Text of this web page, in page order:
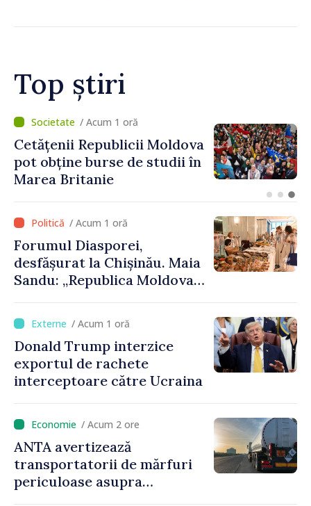
Top știri
/ Acum 36 minute
Speakerul Igor Grosu, la
Forumul Diasporei:
„Republica Moldova
hotare, că merită să devină
parte a marii familii
europene”
/ Acum 1 oră
Forumul Diasporei,
desfășurat la Chișinău. Maia
Sandu: „Republica Moldova
iar diaspora poate juca un
rol important în promovarea
și susținerea acestui
parcurs”
/ Acum 1 oră
Donald Trump interzice
exportul de rachete
interceptoare către Ucraina
/ Acum 2 ore
ANTA avertizează
transportatorii de mărfuri
periculoase asupra